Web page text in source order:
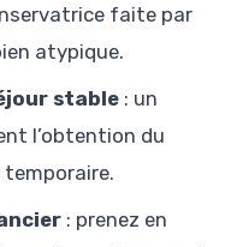
faite par
atypique.
stable : un
l’obtention du
: prenez en